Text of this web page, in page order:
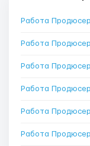
Работа
Работа
Работа
Работа
Работа
Работа